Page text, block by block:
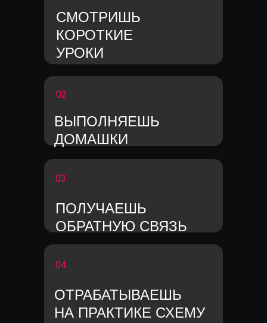
СМОТРИШЬ
КОРОТКИЕ
УРОКИ
ВЫПОЛНЯЕШЬ
ДОМАШКИ
02
ПОЛУЧАЕШЬ
ОБРАТНУЮ СВЯЗЬ
03
ОТРАБАТЫВАЕШЬ
НА ПРАКТИКЕ СХЕМУ
04